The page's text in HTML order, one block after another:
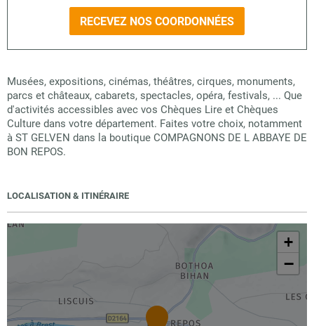
RECEVEZ NOS COORDONNÉES
Musées, expositions, cinémas, théâtres, cirques, monuments,
parcs et châteaux, cabarets, spectacles, opéra, festivals, ... Que
d'activités accessibles avec vos Chèques Lire et Chèques
Culture dans votre département. Faites votre choix, notamment
à ST GELVEN dans la boutique COMPAGNONS DE L ABBAYE DE
BON REPOS.
LOCALISATION & ITINÉRAIRE
+
−